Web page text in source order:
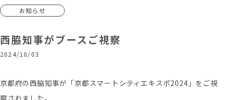
お知らせ
西脇知事がブースご視察
2024/10/03
京都府の西脇知事が「京都スマートシティエキスポ2024」をご視